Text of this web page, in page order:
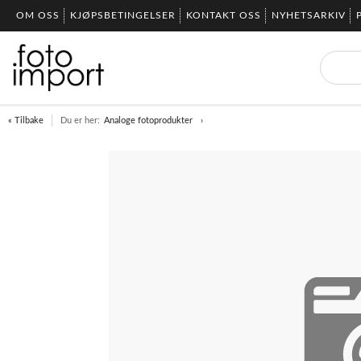
OM OSS KJØPSBETINGELSER KONTAKT OSS NYHETSARKIV
« Tilbake Du er her: Analoge fotoprodukter